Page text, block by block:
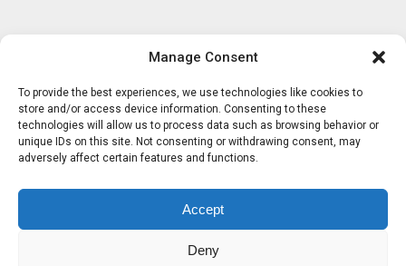
Manage Consent
To provide the best experiences, we use technologies like cookies to
store and/or access device information. Consenting to these
technologies will allow us to process data such as browsing behavior or
unique IDs on this site. Not consenting or withdrawing consent, may
adversely affect certain features and functions.
Accept
Deny